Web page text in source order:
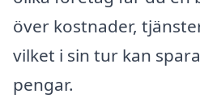
över kostnader,
vilket i sin tur kan
pengar.